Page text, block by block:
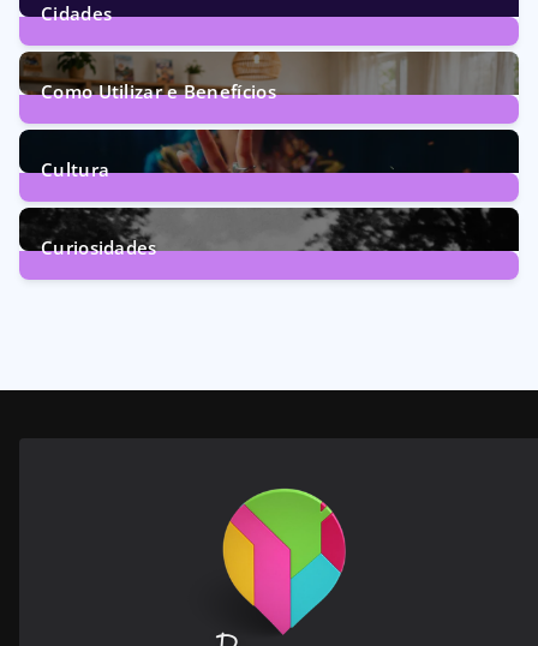
Cidades
73Posts
Como Utilizar e Benefícios
160Posts
Cultura
246Posts
Curiosidades